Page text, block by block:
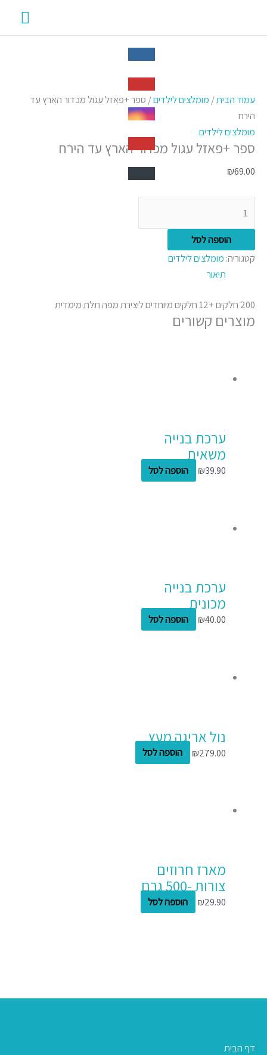
עמוד הבית/ מומלצים לילדים/ ספר +פאזל עגול מכדור הארץ עד
הירח
מומלצים לילדים
ספר +פאזל עגול מכדור הארץ עד הירח
₪69.00
של
ספר
+פאזל
עגול
הארץ
עד
הירח
הוספה לסל
קטגוריה: מומלצים לילדים
תיאור
200 חלקים +12 חלקים מיוחדים ליצירת מפה תלת מימדית
מוצרים קשורים
ערכת בנייה
משאית
₪39.90 הוספה לסל
ערכת בנייה
מכונית
₪40.00 הוספה לסל
נול אריגה מעץ
₪279.00 הוספה לסל
מארז חרוזים
צורות -500 גרם
₪29.90 הוספה לסל
דף הבית